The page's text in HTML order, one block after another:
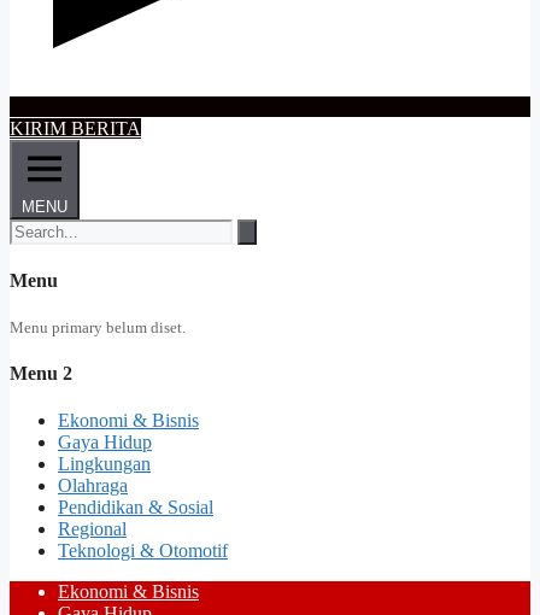
KIRIM BERITA
MENU
Menu
Menu primary belum diset.
Menu 2
Ekonomi & Bisnis
Gaya Hidup
Lingkungan
Olahraga
Pendidikan & Sosial
Regional
Teknologi & Otomotif
Ekonomi & Bisnis